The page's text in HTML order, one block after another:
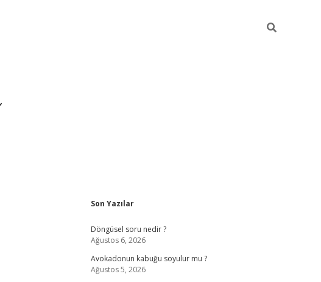
Sidebar
Son Yazılar
Döngüsel soru nedir ?
Ağustos 6, 2026
Avokadonun kabuğu soyulur mu ?
Ağustos 5, 2026